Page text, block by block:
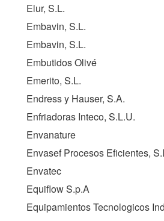
Elur, S.L.
Embavin, S.L.
Embavin, S.L.
Embutidos Olivé
Emerito, S.L.
Endress y Hauser, S.A.
Enfriadoras Inteco, S.L.U.
Envanature
Envasef Procesos Eficientes,
Envatec
Equiflow S.p.A
Equipamientos Tecnologicos